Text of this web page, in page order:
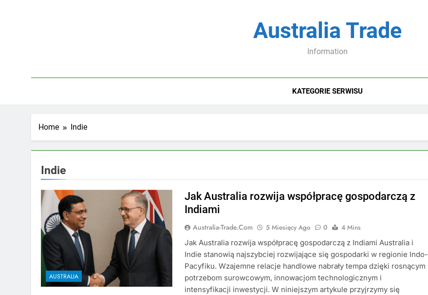
Australia Trade
Information
KATEGORIE SERWISU
Home Indie
Indie
AUSTRALIA
Jak Australia rozwija współpracę gospodarczą z
Indiami
Australia-Trade.com 5 Miesięcy Ago 0
4 Mins
Jak Australia rozwija współpracę gospodarczą z Indiami Australia i
Indie stanowią najszybciej rozwijające się gospodarki w regionie Indo-
Pacyfiku. Wzajemne relacje handlowe nabrały tempa dzięki rosnącym
potrzebom surowcowym, innowacjom technologicznym i
intensyfikacji inwestycji. W niniejszym artykule przyjrzymy się